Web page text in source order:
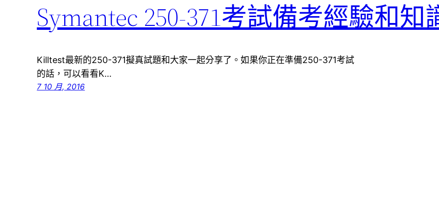
Symantec 250-371考試備考經驗和知
Killtest最新的250-371擬真試題和大家一起分享了。如果你正在準備250-371考試
的話，可以看看K…
7 10 月, 2016